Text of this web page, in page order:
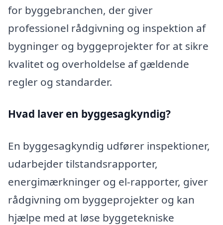
for byggebranchen, der giver
professionel rådgivning og inspektion af
bygninger og byggeprojekter for at sikre
kvalitet og overholdelse af gældende
regler og standarder.
Hvad laver en byggesagkyndig?
En byggesagkyndig udfører inspektioner,
udarbejder tilstandsrapporter,
energimærkninger og el-rapporter, giver
rådgivning om byggeprojekter og kan
hjælpe med at løse byggetekniske